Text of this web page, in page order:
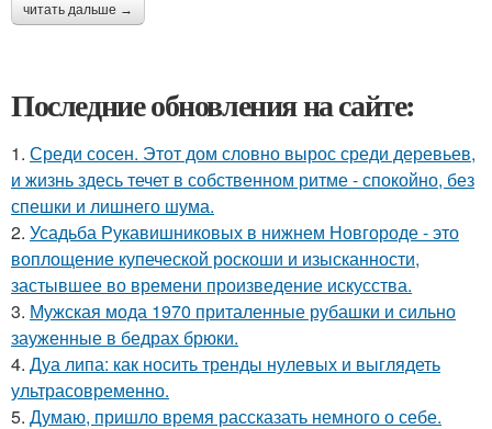
читать дальше →
Последние обновления на сайте:
1. Среди сосен. Этот дом словно вырос среди деревьев,
и жизнь здесь течет в собственном ритме - спокойно, без
спешки и лишнего шума.
2. Усадьба Рукавишниковых в нижнем Новгороде - это
воплощение купеческой роскоши и изысканности,
застывшее во времени произведение искусства.
3. Мужская мода 1970 приталенные рубашки и сильно
зауженные в бедрах брюки.
4. Дуа липа: как носить тренды нулевых и выглядеть
ультрасовременно.
5. Думаю, пришло время рассказать немного о себе.